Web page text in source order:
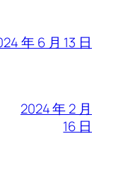
年 6 月 13 日
2024 年 2 月
16 日